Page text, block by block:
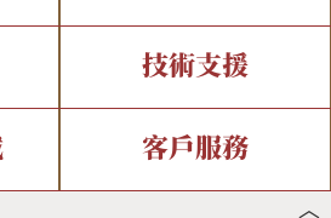
全字庫現況
專有名詞介紹
部件查詢
注音查詢
技術支援
造字解決方案
客戶服務
︿